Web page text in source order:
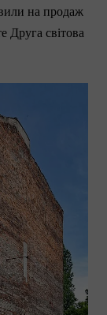
на продаж
Друга світова